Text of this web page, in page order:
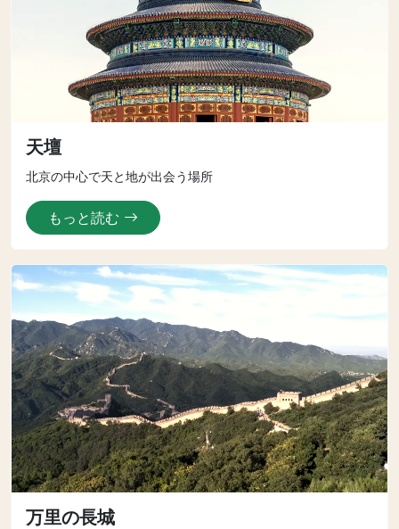
天壇
北京の中心で天と地が出会う場所
もっと読む
万里の長城